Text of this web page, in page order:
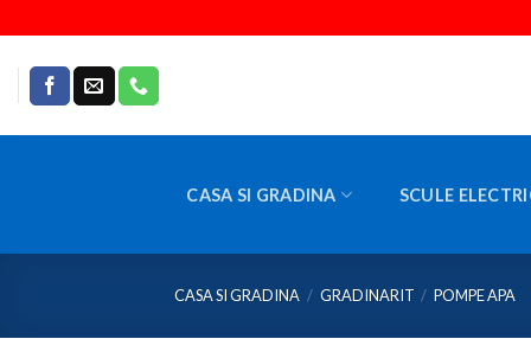
to
content
CASA SI GRADINA SCULE
CASA SI GRADINA / GRADINARIT / POMPE APA